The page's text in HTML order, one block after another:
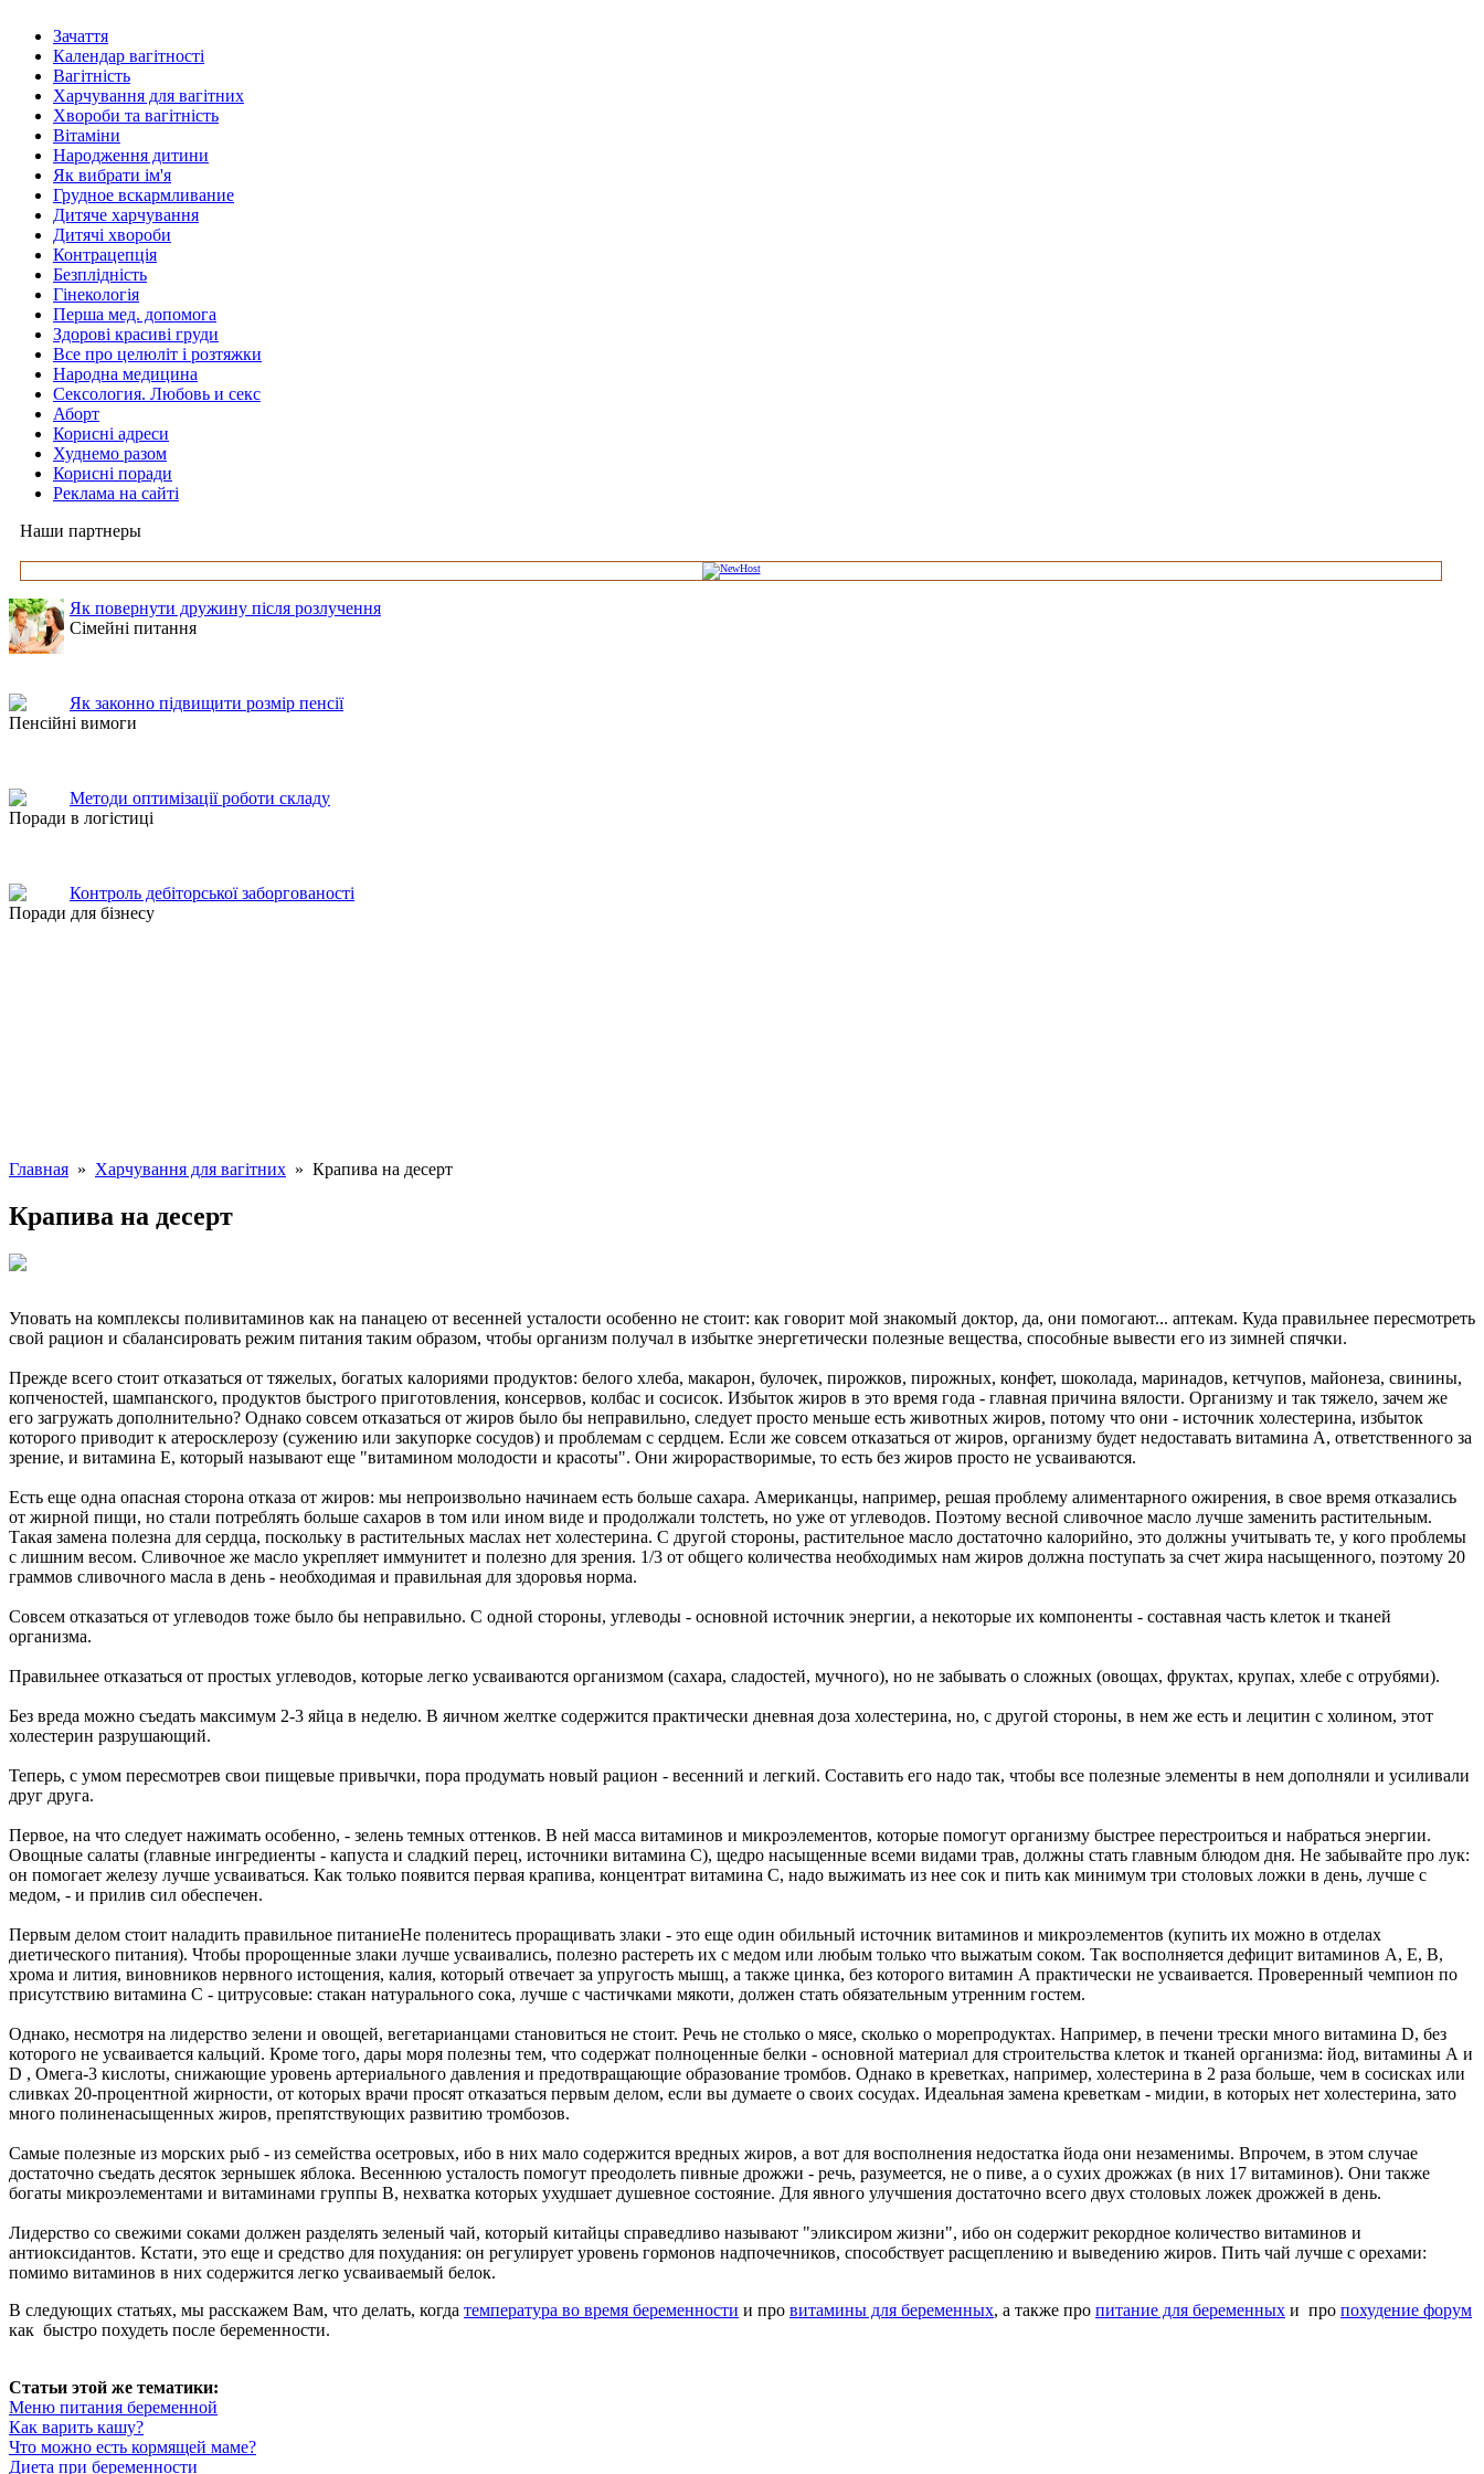
Зачаття
Календар вагітності
Вагітність
Харчування для вагітних
Хвороби та вагітність
Вітаміни
Народження дитини
Як вибрати ім'я
Грудное вскармливание
Дитяче харчування
Дитячі хвороби
Контрацепція
Безплідність
Гінекологія
Перша мед. допомога
Здорові красиві груди
Все про целюліт і розтяжки
Народна медицина
Сексология. Любовь и секс
Аборт
Корисні адреси
Худнемо разом
Корисні поради
Реклама на сайті
Наши партнеры
Як повернути дружину після розлучення
Сімейні питання
Як законно підвищити розмір пенсії
Пенсійні вимоги
Методи оптимізації роботи складу
Поради в логістиці
Контроль дебіторської заборгованості
Поради для бізнесу
Главная » Харчування для вагітних » Крапива на десерт
Крапива на десерт
Уповать на комплексы поливитаминов как на панацею от весенней усталости особенно не стоит: как говорит мой знакомый доктор, да, они помогают... аптекам. Куда правильнее пересмотреть
свой рацион и сбалансировать режим питания таким образом, чтобы организм получал в избытке энергетически полезные вещества, способные вывести его из зимней спячки.
Прежде всего стоит отказаться от тяжелых, богатых калориями продуктов: белого хлеба, макарон, булочек, пирожков, пирожных, конфет, шоколада, маринадов, кетчупов, майонеза, свинины,
копченостей, шампанского, продуктов быстрого приготовления, консервов, колбас и сосисок. Избыток жиров в это время года - главная причина вялости. Организму и так тяжело, зачем же
его загружать дополнительно? Однако совсем отказаться от жиров было бы неправильно, следует просто меньше есть животных жиров, потому что они - источник холестерина, избыток
которого приводит к атеросклерозу (сужению или закупорке сосудов) и проблемам с сердцем. Если же совсем отказаться от жиров, организму будет недоставать витамина А, ответственного за
зрение, и витамина Е, который называют еще "витамином молодости и красоты". Они жирорастворимые, то есть без жиров просто не усваиваются.
Есть еще одна опасная сторона отказа от жиров: мы непроизвольно начинаем есть больше сахара. Американцы, например, решая проблему алиментарного ожирения, в свое время отказались
от жирной пищи, но стали потреблять больше сахаров в том или ином виде и продолжали толстеть, но уже от углеводов. Поэтому весной сливочное масло лучше заменить растительным.
Такая замена полезна для сердца, поскольку в растительных маслах нет холестерина. С другой стороны, растительное масло достаточно калорийно, это должны учитывать те, у кого проблемы
с лишним весом. Сливочное же масло укрепляет иммунитет и полезно для зрения. 1/3 от общего количества необходимых нам жиров должна поступать за счет жира насыщенного, поэтому 20
граммов сливочного масла в день - необходимая и правильная для здоровья норма.
Совсем отказаться от углеводов тоже было бы неправильно. С одной стороны, углеводы - основной источник энергии, а некоторые их компоненты - составная часть клеток и тканей
организма.
Правильнее отказаться от простых углеводов, которые легко усваиваются организмом (сахара, сладостей, мучного), но не забывать о сложных (овощах, фруктах, крупах, хлебе с отрубями).
Без вреда можно съедать максимум 2-3 яйца в неделю. В яичном желтке содержится практически дневная доза холестерина, но, с другой стороны, в нем же есть и лецитин с холином, этот
холестерин разрушающий.
Теперь, с умом пересмотрев свои пищевые привычки, пора продумать новый рацион - весенний и легкий. Составить его надо так, чтобы все полезные элементы в нем дополняли и усиливали
друг друга.
Первое, на что следует нажимать особенно, - зелень темных оттенков. В ней масса витаминов и микроэлементов, которые помогут организму быстрее перестроиться и набраться энергии.
Овощные салаты (главные ингредиенты - капуста и сладкий перец, источники витамина С), щедро насыщенные всеми видами трав, должны стать главным блюдом дня. Не забывайте про лук:
он помогает железу лучше усваиваться. Как только появится первая крапива, концентрат витамина С, надо выжимать из нее сок и пить как минимум три столовых ложки в день, лучше с
медом, - и прилив сил обеспечен.
Первым делом стоит наладить правильное питаниеНе поленитесь проращивать злаки - это еще один обильный источник витаминов и микроэлементов (купить их можно в отделах
диетического питания). Чтобы пророщенные злаки лучше усваивались, полезно растереть их с медом или любым только что выжатым соком. Так восполняется дефицит витаминов А, Е, В,
хрома и лития, виновников нервного истощения, калия, который отвечает за упругость мышц, а также цинка, без которого витамин А практически не усваивается. Проверенный чемпион по
присутствию витамина С - цитрусовые: стакан натурального сока, лучше с частичками мякоти, должен стать обязательным утренним гостем.
Однако, несмотря на лидерство зелени и овощей, вегетарианцами становиться не стоит. Речь не столько о мясе, сколько о морепродуктах. Например, в печени трески много витамина D, без
которого не усваивается кальций. Кроме того, дары моря полезны тем, что содержат полноценные белки - основной материал для строительства клеток и тканей организма: йод, витамины А и
D , Омега-3 кислоты, снижающие уровень артериального давления и предотвращающие образование тромбов. Однако в креветках, например, холестерина в 2 раза больше, чем в сосисках или
сливках 20-процентной жирности, от которых врачи просят отказаться первым делом, если вы думаете о своих сосудах. Идеальная замена креветкам - мидии, в которых нет холестерина, зато
много полиненасыщенных жиров, препятствующих развитию тромбозов.
Самые полезные из морских рыб - из семейства осетровых, ибо в них мало содержится вредных жиров, а вот для восполнения недостатка йода они незаменимы. Впрочем, в этом случае
достаточно съедать десяток зернышек яблока. Весеннюю усталость помогут преодолеть пивные дрожжи - речь, разумеется, не о пиве, а о сухих дрожжах (в них 17 витаминов). Они также
богаты микроэлементами и витаминами группы В, нехватка которых ухудшает душевное состояние. Для явного улучшения достаточно всего двух столовых ложек дрожжей в день.
Лидерство со свежими соками должен разделять зеленый чай, который китайцы справедливо называют "эликсиром жизни", ибо он содержит рекордное количество витаминов и
антиоксидантов. Кстати, это еще и средство для похудания: он регулирует уровень гормонов надпочечников, способствует расщеплению и выведению жиров. Пить чай лучше с орехами:
помимо витаминов в них содержится легко усваиваемый белок.
В следующих статьях, мы расскажем Вам, что делать, когда температура во время беременности и про витамины для беременных, а также про питание для беременных и про похудение форум
как быстро похудеть после беременности.
Статьи этой же тематики:
Меню питания беременной
Как варить кашу?
Что можно есть кормящей маме?
Диета при беременности